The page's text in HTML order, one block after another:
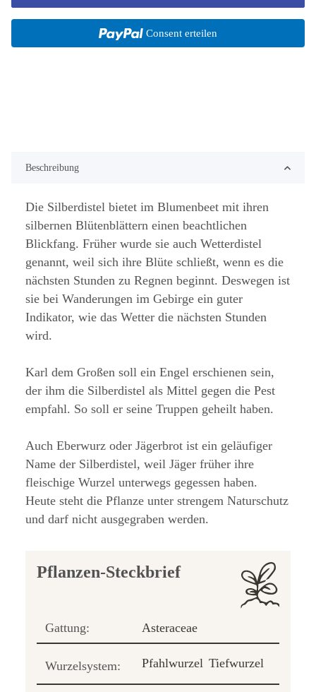
Consent erteilen
Beschreibung
Die Silberdistel bietet im Blumenbeet mit ihren
silbernen Blütenblättern einen beachtlichen
Blickfang. Früher wurde sie auch Wetterdistel
genannt, weil sich ihre Blüte schließt, wenn es die
nächsten Stunden zu Regnen beginnt. Deswegen ist
sie bei Wanderungen im Gebirge ein guter
Indikator, wie das Wetter die nächsten Stunden
wird.
Karl dem Großen soll ein Engel erschienen sein,
der ihm die Silberdistel als Mittel gegen die Pest
empfahl. So soll er seine Truppen geheilt haben.
Auch Eberwurz oder Jägerbrot ist ein geläufiger
Name der Silberdistel, weil Jäger früher ihre
fleischige Wurzel unterwegs gegessen haben.
Heute steht die Pflanze unter strengem Naturschutz
und darf nicht ausgegraben werden.
Pflanzen-Steckbrief
Gattung: Asteraceae
Wurzelsystem: Pfahlwurzel Tiefwurzel